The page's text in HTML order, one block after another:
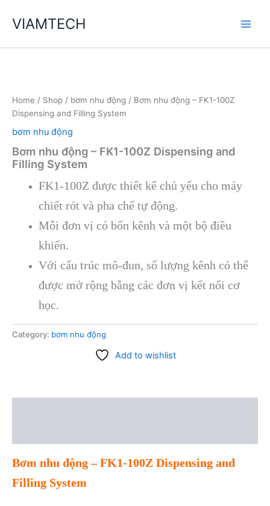
VIAMTECH
Home / Shop / bơm nhu động / Bơm nhu động – FK1-100Z
Dispensing and Filling System
bơm nhu động
Bơm nhu động – FK1-100Z Dispensing and
Filling System
FK1-100Z được thiết kế chủ yếu cho máy
chiết rót và pha chế tự động.
Mỗi đơn vị có bốn kênh và một bộ điều
khiển.
Với cấu trúc mô-đun, số lượng kênh có thể
được mở rộng bằng các đơn vị kết nối cơ
học.
Category: bơm nhu động
Add to wishlist
Bơm nhu động – FK1-100Z Dispensing and
Filling System